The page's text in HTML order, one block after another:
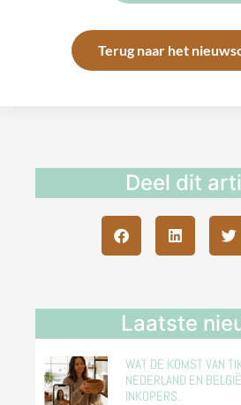
Terug naar het
Deel dit
Laatste
WAT DE KOMST VAN
NEDERLAND EN
INKOPERS.